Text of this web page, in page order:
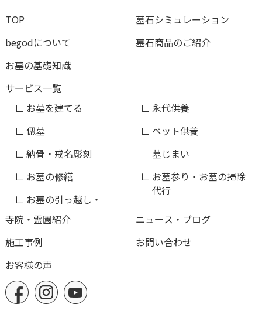
TOP
begodについて
お墓の基礎知識
墓石シミュレーション
墓石商品のご紹介
サービス一覧
お墓を建てる
偲墓
永代供養
ペット供養
納骨・戒名彫刻
お墓の修繕
お墓の引っ越し・
墓じまい
お墓参り・お墓の掃除
代行
寺院・霊園紹介
施工事例
お客様の声
ニュース・ブログ
お問い合わせ